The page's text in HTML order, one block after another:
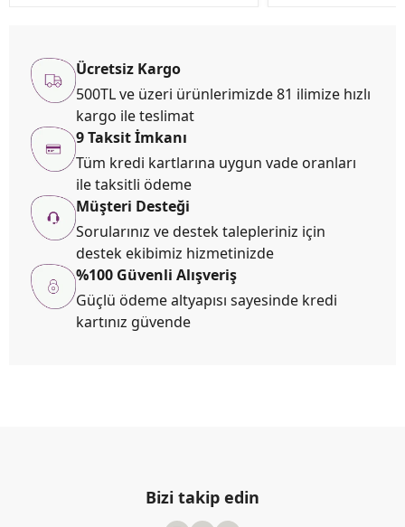
Ücretsiz Kargo
500TL ve üzeri ürünlerimizde 81 ilimize hızlı
kargo ile teslimat
9 Taksit İmkanı
Tüm kredi kartlarına uygun vade oranları
ile taksitli ödeme
Müşteri Desteği
Sorularınız ve destek talepleriniz için
destek ekibimiz hizmetinizde
%100 Güvenli Alışveriş
Güçlü ödeme altyapısı sayesinde kredi
kartınız güvende
Bizi takip edin